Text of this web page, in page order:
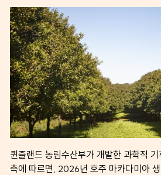
퀸즐랜드 농림수산부가 개발한 과학적
측에 따르면, 2026년 호주 마카다미아